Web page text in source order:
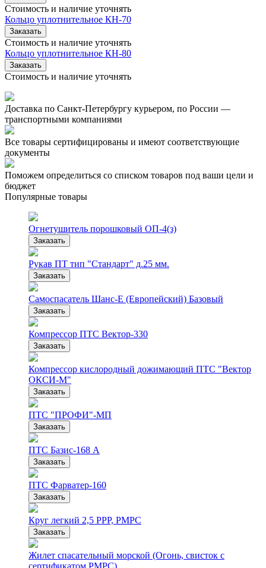
Стоимость и наличие уточнять
Кольцо уплотнительное КН-70
Заказать
Стоимость и наличие уточнять
Кольцо уплотнительное КН-80
Заказать
Стоимость и наличие уточнять
Доставка по Санкт-Петербургу курьером, по России —
транспортными компаниями
Все товары сертифицированы и имеют соответствующие
документы
Поможем определиться со списком товаров под ваши цели и
бюджет
Популярные товары
Огнетушитель порошковый ОП-4(з)
Заказать
Рукав ПТ тип "Стандарт" д.25 мм.
Заказать
Самоспасатель Шанс-Е (Европейский) Базовый
Заказать
Компрессор ПТС Вектор-330
Заказать
Компрессор кислородный дожимающий ПТС "Вектор
ОКСИ-М"
Заказать
ПТС "ПРОФИ"-МП
Заказать
ПТС Базис-168 А
Заказать
ПТС Фарватер-160
Заказать
Круг легкий 2,5 РРР, РМРС
Заказать
Жилет спасательный морской (Огонь, свисток с
сертификатом РМРС)